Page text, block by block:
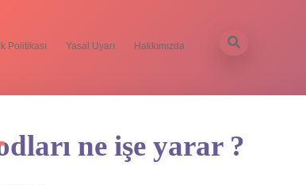
Politikası Yasal Uyarı Hakkımızda
ne işe yarar ?